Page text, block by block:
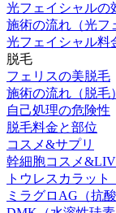
光フェイシャルの
施術の流れ（光フ
光フェイシャル料
脱毛
フェリスの美脱毛
施術の流れ（脱毛）
自己処理の危険性
脱毛料金と部位
コスメ&サプリ
幹細胞コスメ
トウレスカラット
ミラグロAG （抗